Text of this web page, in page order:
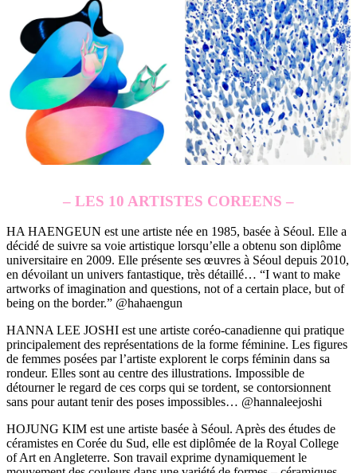
– LES 10 ARTISTES COREENS –
HA HAENGEUN est une artiste née en 1985, basée à Séoul. Elle a
décidé de suivre sa voie artistique lorsqu’elle a obtenu son diplôme
universitaire en 2009. Elle présente ses œuvres à Séoul depuis 2010,
en dévoilant un univers fantastique, très détaillé… “I want to make
artworks of imagination and questions, not of a certain place, but of
being on the border.” @hahaengun
HANNA LEE JOSHI est une artiste coréo-canadienne qui pratique
principalement des représentations de la forme féminine. Les figures
de femmes posées par l’artiste explorent le corps féminin dans sa
rondeur. Elles sont au centre des illustrations. Impossible de
détourner le regard de ces corps qui se tordent, se contorsionnent
sans pour autant tenir des poses impossibles… @hannaleejoshi
HOJUNG KIM est une artiste basée à Séoul. Après des études de
céramistes en Corée du Sud, elle est diplômée de la Royal College
of Art en Angleterre. Son travail exprime dynamiquement le